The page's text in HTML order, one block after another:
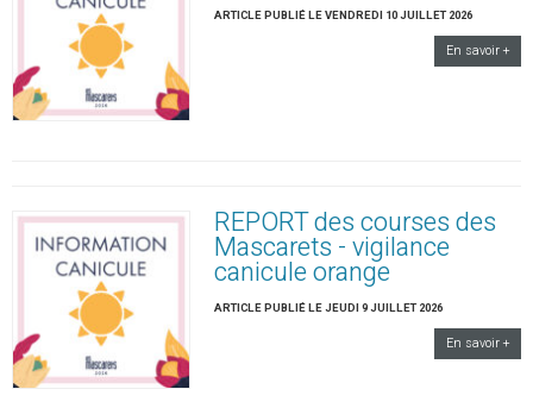
ARTICLE PUBLIÉ LE VENDREDI 10 JUILLET 2026
En savoir +
REPORT des courses des
Mascarets - vigilance
canicule orange
ARTICLE PUBLIÉ LE JEUDI 9 JUILLET 2026
En savoir +